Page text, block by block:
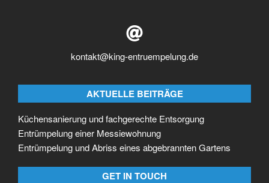
kontakt@king-entruempelung.de
AKTUELLE BEITRÄGE
Küchensanierung und fachgerechte Entsorgung
Entrümpelung einer Messiewohnung
Entrümpelung und Abriss eines abgebrannten Gartens
GET IN TOUCH